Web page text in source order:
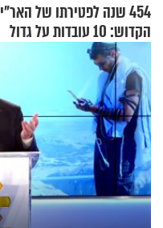
454 שנה לפטירתו של האר"י
הקדוש: 10 עובדות על גדול
מקובלי צפת